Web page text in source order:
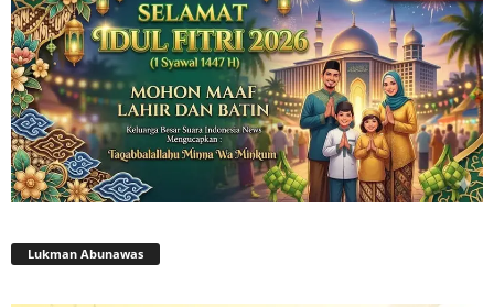
Lukman Abunawas